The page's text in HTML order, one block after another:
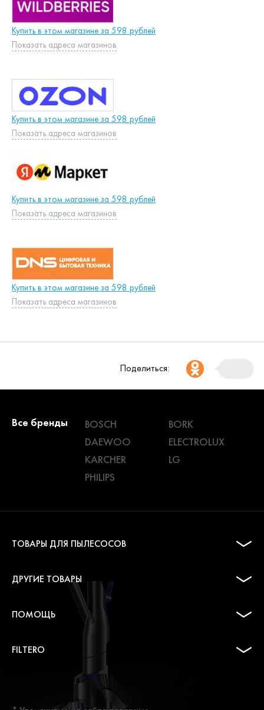
Купить в этом магазине за 598 рублей
Показать адреса магазинов
Купить в этом магазине за 598 рублей
Показать адреса магазинов
Купить в этом магазине за 598 рублей
Показать адреса магазинов
Купить в этом магазине за 598 рублей
Показать адреса магазинов
Поделиться:
Все бренды BOSCH
BORK
DAEWOO
ELECTROLUX
KARCHER
LG
PHILIPS
ТОВАРЫ ДЛЯ ПЫЛЕСОСОВ
ДРУГИЕ ТОВАРЫ
ПОМОЩЬ
FILTERO